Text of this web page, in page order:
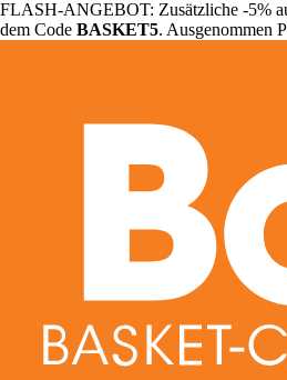
FLASH-ANGEBOT: Zusätzliche -5%
dem Code BASKET5. Ausgenommen